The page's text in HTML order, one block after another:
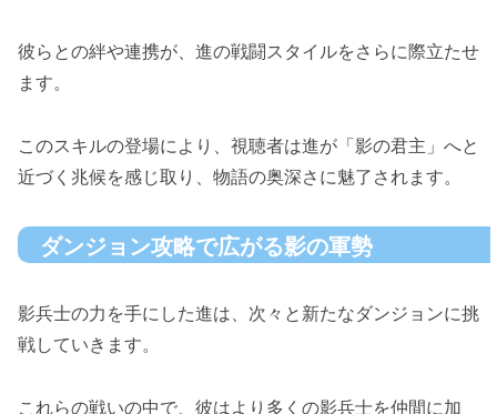
彼らとの絆や連携が、進の戦闘スタイルをさらに際立たせ
ます。
このスキルの登場により、視聴者は進が「影の君主」へと
近づく兆候を感じ取り、物語の奥深さに魅了されます。
ダンジョン攻略で広がる影の軍勢
影兵士の力を手にした進は、次々と新たなダンジョンに挑
戦していきます。
これらの戦いの中で、彼はより多くの影兵士を仲間に加